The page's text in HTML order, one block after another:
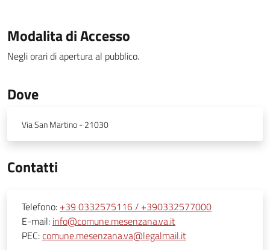
Modalita di Accesso
Negli orari di apertura al pubblico.
Dove
Via San Martino - 21030
Contatti
Telefono: +39 0332575116 / +390332577000
E-mail: info@comune.mesenzana.va.it
PEC:comune.mesenzana.va@legalmail.it